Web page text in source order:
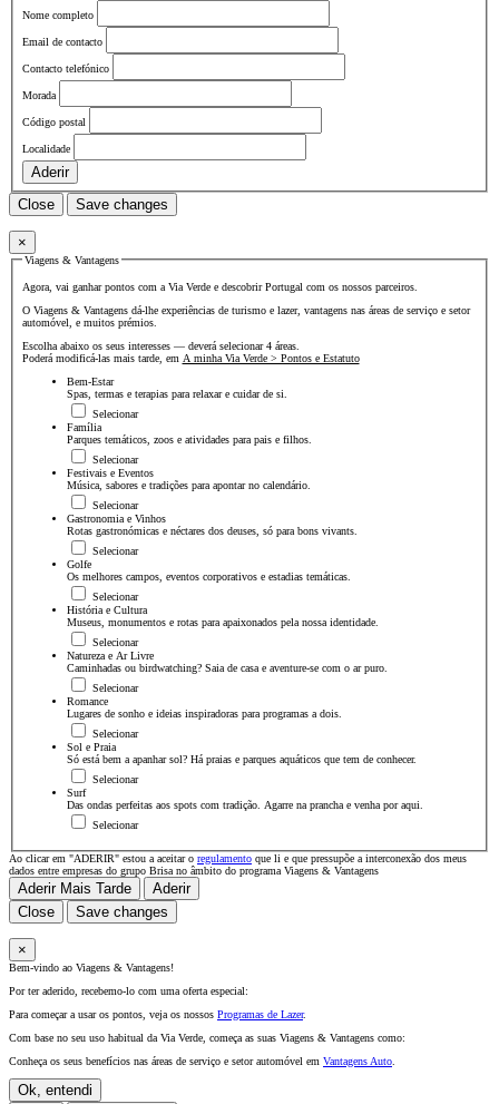
Nome completo
Email de contacto
Contacto telefónico
Morada
Código postal
Localidade
Aderir
Close
Save changes
×
Viagens & Vantagens
Agora, vai ganhar pontos com a Via Verde e descobrir Portugal com os nossos parceiros.
O Viagens & Vantagens dá-lhe experiências de turismo e lazer, vantagens nas áreas de serviço e setor
automóvel, e muitos prémios.
Escolha abaixo os seus interesses — deverá selecionar 4 áreas.
Poderá modificá-las mais tarde, em A minha Via Verde > Pontos e Estatuto
Bem-Estar
Spas, termas e terapias para relaxar e cuidar de si.
Selecionar
Família
Parques temáticos, zoos e atividades para pais e filhos.
Selecionar
Festivais e Eventos
Música, sabores e tradições para apontar no calendário.
Selecionar
Gastronomia e Vinhos
Rotas gastronómicas e néctares dos deuses, só para bons vivants.
Selecionar
Golfe
Os melhores campos, eventos corporativos e estadias temáticas.
Selecionar
História e Cultura
Museus, monumentos e rotas para apaixonados pela nossa identidade.
Selecionar
Natureza e Ar Livre
Caminhadas ou birdwatching? Saia de casa e aventure-se com o ar puro.
Selecionar
Romance
Lugares de sonho e ideias inspiradoras para programas a dois.
Selecionar
Sol e Praia
Só está bem a apanhar sol? Há praias e parques aquáticos que tem de conhecer.
Selecionar
Surf
Das ondas perfeitas aos spots com tradição. Agarre na prancha e venha por aqui.
Selecionar
Ao clicar em "ADERIR" estou a aceitar o regulamento que li e que pressupõe a interconexão dos meus
dados entre empresas do grupo Brisa no âmbito do programa Viagens & Vantagens
Aderir Mais Tarde
Aderir
Close
Save changes
×
Bem-vindo ao Viagens & Vantagens!
Por ter aderido, recebemo-lo com uma oferta especial:
Para começar a usar os pontos, veja os nossos Programas de Lazer.
Com base no seu uso habitual da Via Verde, começa as suas Viagens & Vantagens como:
Conheça os seus benefícios nas áreas de serviço e setor automóvel em Vantagens Auto
Ok, entendi